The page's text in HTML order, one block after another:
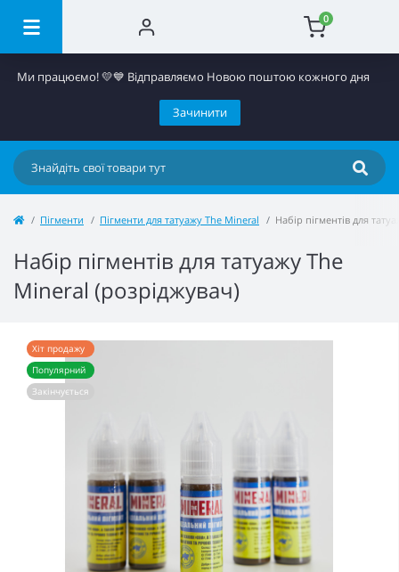
0
Ми працюємо! 💛​💙 Відправляємо Новою поштою кожного дня
Зачинити
Пігменти Пігменти для татуажу The Mineral Набір пігментів для
Набір пігментів для татуажу The
Mineral (розріджувач)
Хіт продажу
Популярний
Закінчується